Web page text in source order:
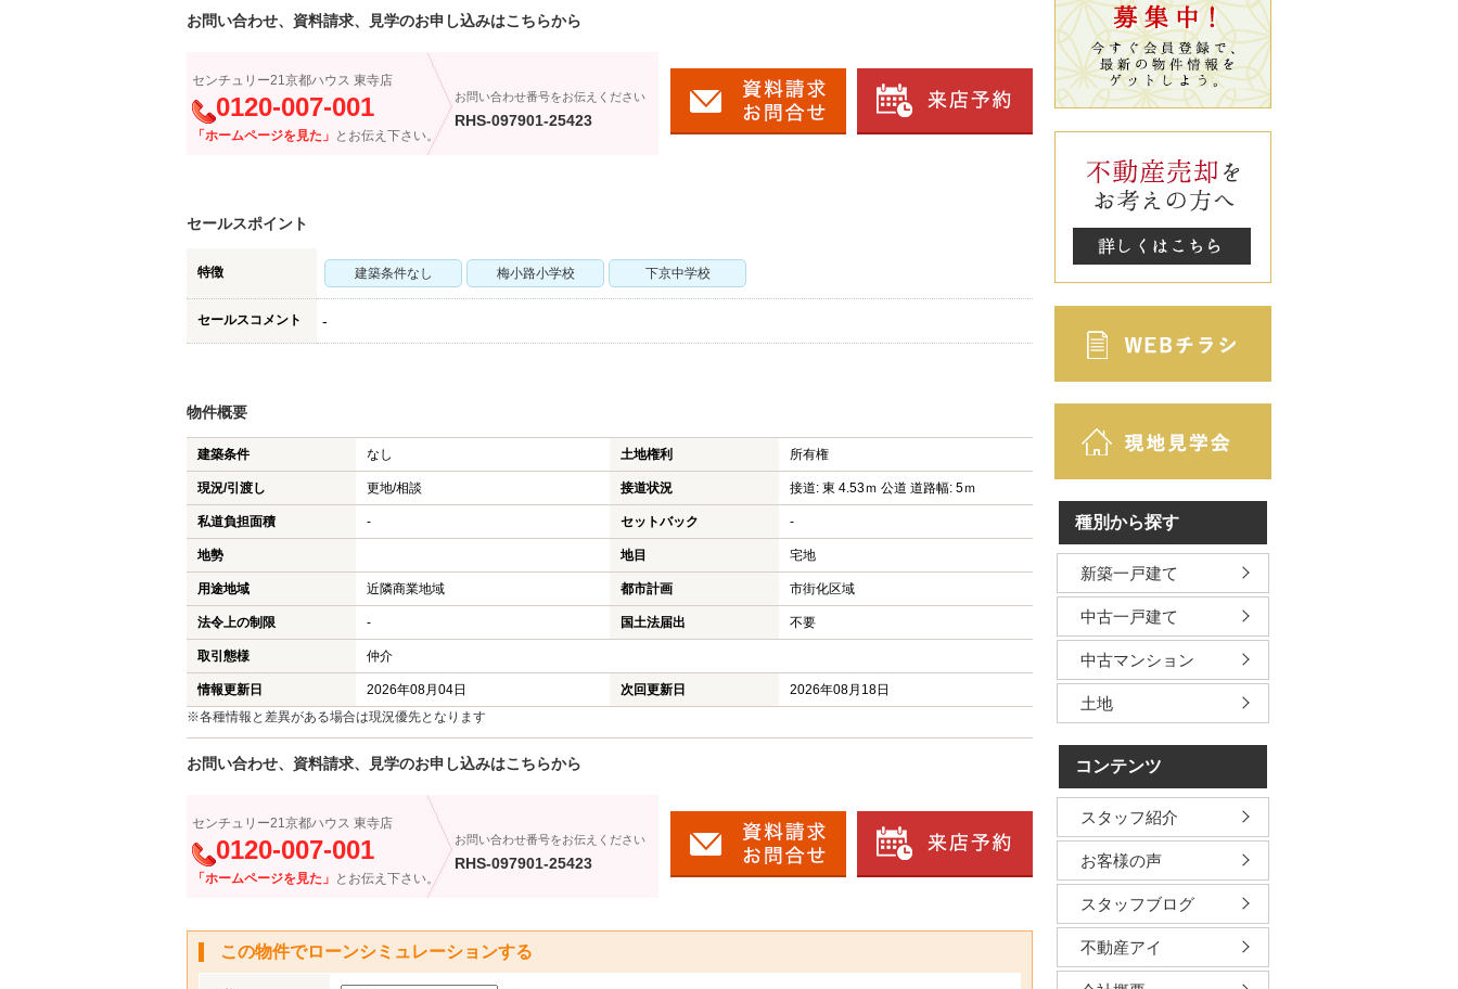
お問い合わせ、資料請求、見学のお申し込みはこちらから
センチュリー21京都ハウス 東寺店
0120-007-001
「ホームページを見た」 とお伝え下さい。
お問い合わせ番号をお伝えください
RHS-097901-25423
セールスポイント
特徴 建築条件なし 梅小路小学校 下京中学校
セールスコメント -
物件概要
建築条件 なし 土地権利 所有権
現況/引渡し 更地/相談 接道状況 接道: 東 4.53ｍ 公道 道路幅: 5ｍ
私道負担面積 - セットバック -
地勢 地目 宅地
用途地域 近隣商業地域 都市計画 市街化区域
法令上の制限 - 国土法届出 不要
取引態様 仲介
情報更新日 2026年08月04日 次回更新日
2026年08月18日
※各種情報と差異がある場合は現況優先となります
お問い合わせ、資料請求、見学のお申し込みはこちらから
センチュリー21京都ハウス 東寺店
0120-007-001
「ホームページを見た」 とお伝え下さい。
お問い合わせ番号をお伝えください
RHS-097901-25423
この物件でローンシミュレーションする
種別から探す
新築一戸建て
中古一戸建て
中古マンション
土地
コンテンツ
スタッフ紹介
お客様の声
スタッフブログ
不動産アイ